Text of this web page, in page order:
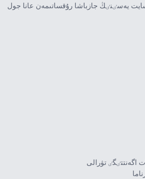
يەسٸنٸڭ جازباشا رۇقساتىمەن عانا جول